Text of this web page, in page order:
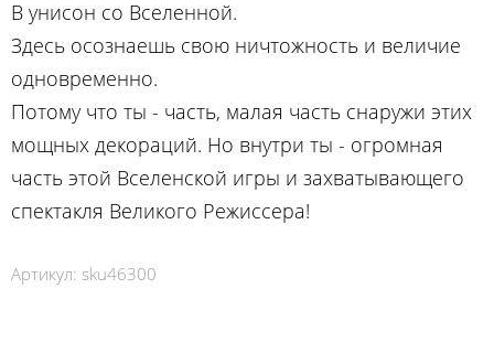
В унисон со Вселенной.
Здесь осознаешь свою ничтожность и величие
одновременно.
Потому что ты - часть, малая часть снаружи этих
мощных декораций. Но внутри ты - огромная
часть этой Вселенской игры и захватывающего
спектакля Великого Режиссера!
Артикул: sku46300